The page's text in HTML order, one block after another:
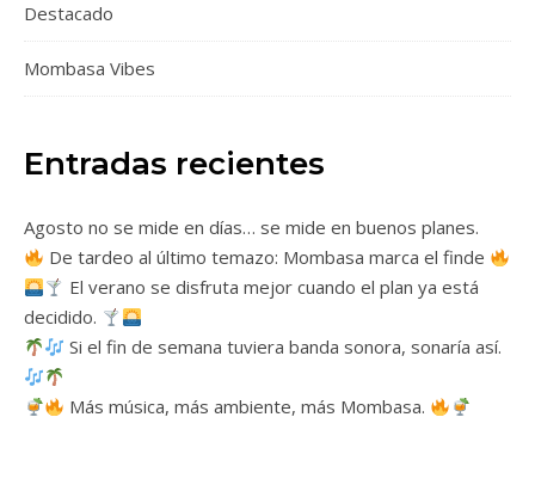
Destacado
Mombasa Vibes
Entradas recientes
Agosto no se mide en días… se mide en buenos planes.
De tardeo al último temazo: Mombasa marca el finde
El verano se disfruta mejor cuando el plan ya está
decidido.
Si el fin de semana tuviera banda sonora, sonaría así.
Más música, más ambiente, más Mombasa.